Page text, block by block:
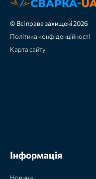
© Всі права захищені 2026
Політика конфіденційності
Карта сайту
Інформація
Новини